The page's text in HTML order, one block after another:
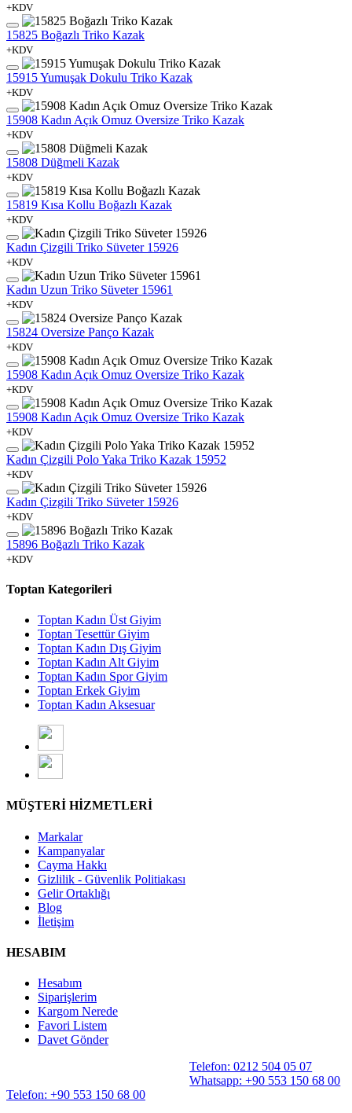
+KDV
15825 Boğazlı Triko Kazak
+KDV
15915 Yumuşak Dokulu Triko Kazak
+KDV
15908 Kadın Açık Omuz Oversize Triko Kazak
+KDV
15808 Düğmeli Kazak
+KDV
15819 Kısa Kollu Boğazlı Kazak
+KDV
Kadın Çizgili Triko Süveter 15926
+KDV
Kadın Uzun Triko Süveter 15961
+KDV
15824 Oversize Panço Kazak
+KDV
15908 Kadın Açık Omuz Oversize Triko Kazak
+KDV
15908 Kadın Açık Omuz Oversize Triko Kazak
+KDV
Kadın Çizgili Polo Yaka Triko Kazak 15952
+KDV
Kadın Çizgili Triko Süveter 15926
+KDV
15896 Boğazlı Triko Kazak
+KDV
Toptan Kategorileri
Toptan Kadın Üst Giyim
Toptan Tesettür Giyim
Toptan Kadın Dış Giyim
Toptan Kadın Alt Giyim
Toptan Kadın Spor Giyim
Toptan Erkek Giyim
Toptan Kadın Aksesuar
MÜŞTERİ HİZMETLERİ
Markalar
Kampanyalar
Cayma Hakkı
Gizlilik - Güvenlik Politiakası
Gelir Ortaklığı
Blog
İletişim
HESABIM
Hesabım
Siparişlerim
Kargom Nerede
Favori Listem
Davet Gönder
Telefon: 0212 504 05 07
Whatsapp: +90 553 150 68 00
Telefon: +90 553 150 68 00